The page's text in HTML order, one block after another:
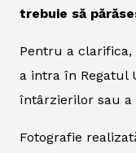
trebuie să
Pentru a clarifica,
a intra în Regatul
întârzierilor sau a
Fotografie